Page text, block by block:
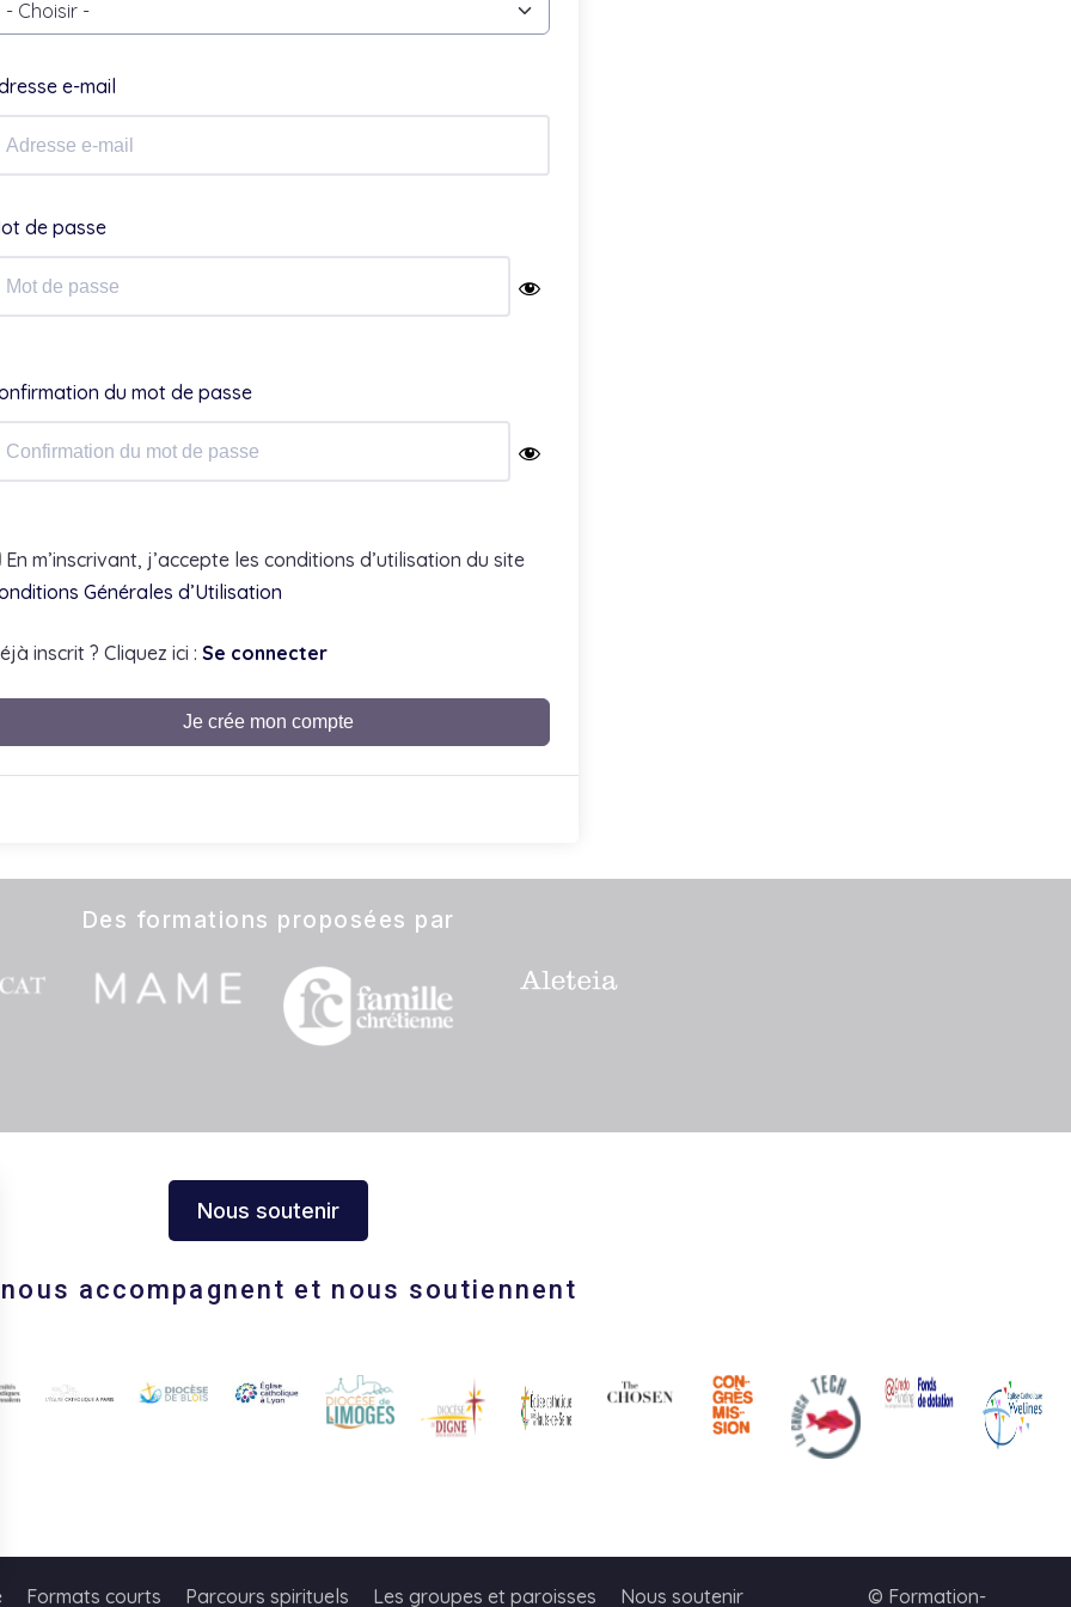
- Choisir -
e-mail
de passe
du mot de passe
En m’inscrivant, j’accepte les conditions d’utilisation du site
Générales d’Utilisation
inscrit ? Cliquez ici : Se connecter
Je crée mon compte
Des formations proposées par
Nous soutenir
accompagnent et nous soutiennent
Formats courts Parcours spirituels Les groupes et paroisses Nous soutenir © Formation-